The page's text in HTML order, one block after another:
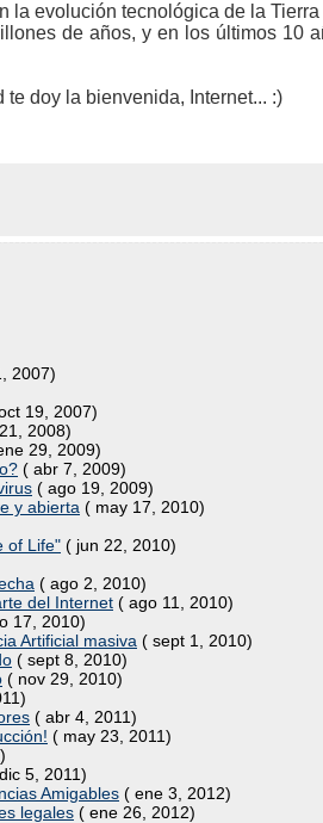
la evolución tecnológica de la
de años, y en los últimos 10
doy la bienvenida, Internet... :)
2007)
19, 2007)
2008)
29, 2009)
( abr 7, 2009)
( ago 19, 2009)
y abierta ( may 17, 2010)
of Life" ( jun 22, 2010)
( ago 2, 2010)
del Internet ( ago 11, 2010)
17, 2010)
Artificial masiva ( sept 1, 2010)
( sept 8, 2010)
( nov 29, 2010)
( abr 4, 2011)
( may 23, 2011)
5, 2011)
Amigables ( ene 3, 2012)
legales ( ene 26, 2012)